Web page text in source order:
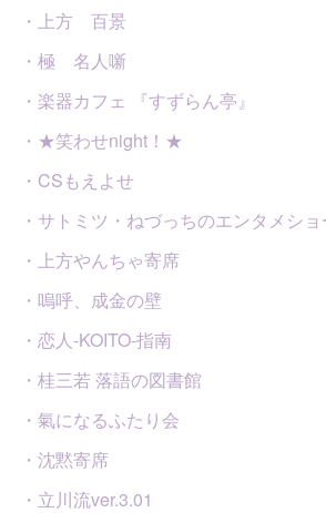
・上方 百景
・極 名人噺
・楽器カフェ 『すずらん亭』
・★笑わせnight！★
・CSもえよせ
・サトミツ・ねづっちのエンタメショ
・上方やんちゃ寄席
・嗚呼、成金の壁
・恋人-KOITO-指南
・桂三若 落語の図書館
・氣になるふたり会
・沈黙寄席
・立川流ver.3.01